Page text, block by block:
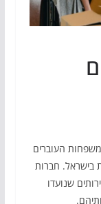
העוברים
בישראל. חברות
שנועדו